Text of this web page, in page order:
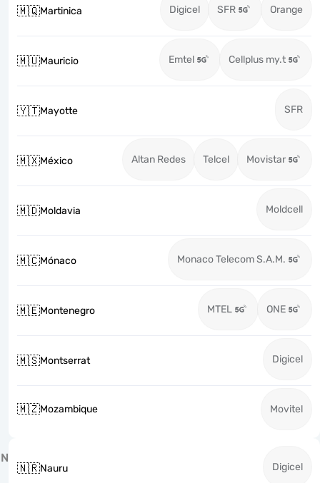
🇲🇶Martinica Digicel SFR Orange
🇲🇺Mauricio Emtel Cellplus my.t
🇾🇹Mayotte SFR
🇲🇽México Altan Redes Telcel Movistar
🇲🇩Moldavia Moldcell
🇲🇨Mónaco Monaco Telecom S.A.M.
🇲🇪Montenegro MTEL ONE
🇲🇸Montserrat Digicel
🇲🇿Mozambique Movitel
N
🇳🇷Nauru Digicel